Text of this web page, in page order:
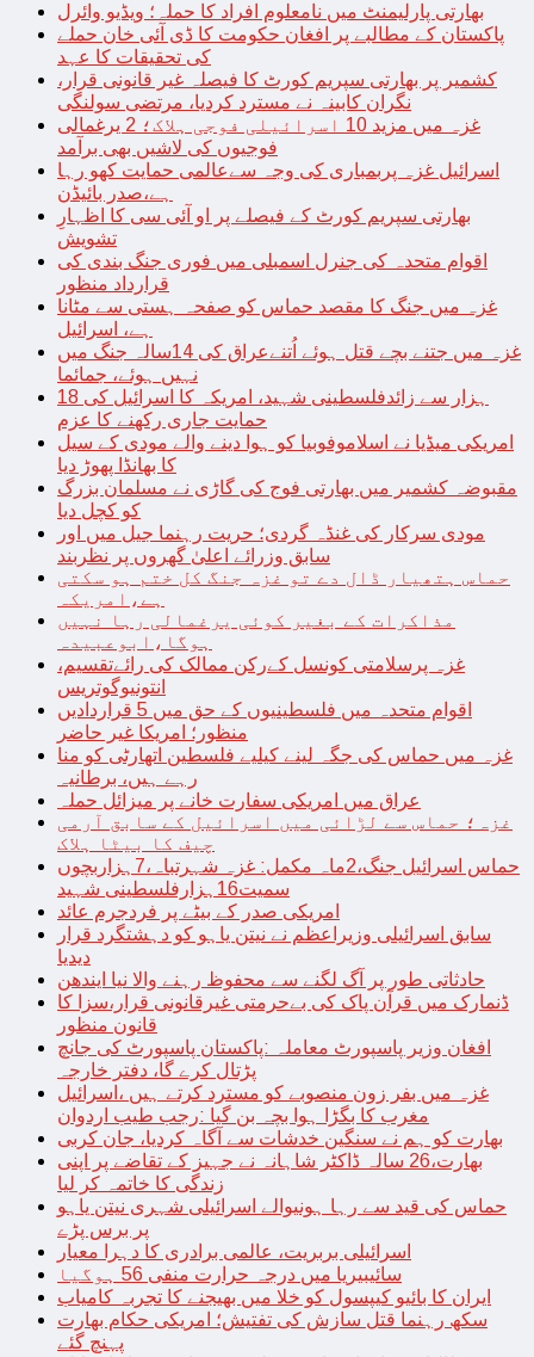
بھارتی پارلیمنٹ میں نامعلوم افراد کا حملہ؛ ویڈیو وائرل
پاکستان کے مطالبے پر افغان حکومت کا ڈی آئی خان حملے
کی تحقیقات کا عہد
کشمیر پر بھارتی سپریم کورٹ کا فیصلہ غیر قانونی قرار،
نگران کابینہ نے مسترد کردیا، مرتضی سولنگی
غزہ میں مزید 10 اسرائیلی فوجی ہلاک؛ 2 یرغمالی
فوجیوں کی لاشیں بھی برآمد
اسرائیل غزہ پربمباری کی وجہ سےعالمی حمایت کھو رہا
ہے،صدر بائیڈن
بھارتی سپریم کورٹ کے فیصلے پر او آئی سی کا اظہارِ
تشویش
اقوام متحدہ کی جنرل اسمبلی میں فوری جنگ بندی کی
قرارداد منظور
غزہ میں جنگ کا مقصد حماس کو صفحہ ہستی سے مٹانا
ہے، اسرائیل
غزہ میں جتنے بچے قتل ہوئے اُتنےعراق کی 14سالہ جنگ میں
نہیں ہوئے، جمائما
18 ہزار سے زائدفلسطینی شہید، امریکہ کا اسرائیل کی
حمایت جاری رکھنے کا عزم
امریکی میڈیا نے اسلاموفوبیا کو ہوا دینے والے مودی کے سیل
کا بھانڈا پھوڑ دیا
مقبوضہ کشمیر میں بھارتی فوج کی گاڑی نے مسلمان بزرگ
کو کچل دیا
مودی سرکار کی غنڈہ گردی؛ حریت رہنما جیل میں اور
سابق وزرائے اعلیٰ گھروں پر نظربند
حماس ہتھیار ڈال دے تو غزہ جنگ کل ختم ہو سکتی
ہے،امریکہ
مذاکرات کے بغیر کوئی یرغمالی رہا نہیں
ہوگا،ابوعبیدہ
غزہ پرسلامتی کونسل کےرکن ممالک کی رائےتقسیم،
انتونیوگوتریس
اقوام متحدہ میں فلسطینیوں کے حق میں 5 قراردادیں
منظور؛ امریکا غیر حاضر
غزہ میں حماس کی جگہ لینے کیلیے فلسطین اتھارٹی کو منا
رہے ہیں، برطانیہ
عراق میں امریکی سفارت خانے پر میزائل حملہ
غزہ؛ حماس سے لڑائی میں اسرائیل کے سابق آرمی
چیف کا بیٹا ہلاک
حماس اسرائیل جنگ،2ماہ مکمل: غزہ شہرتباہ،7ہزاربچوں
سمیت16ہزارفلسطینی شہید
امریکی صدر کے بیٹے پر فردجرم عائد
سابق اسرائیلی وزیراعظم نے نیتن یاہو کو دہشتگرد قرار
دیدیا
حادثاتی طور پر آگ لگنے سے محفوظ رہنے والا نیا ایندھن
ڈنمارک میں قرآن پاک کی بےحرمتی غیرقانونی قرار،سزا کا
قانون منظور
افغان وزیر پاسپورٹ معاملہ :پاکستان پاسپورٹ کی جانچ
پڑتال کرے گا، دفتر خارجہ
غزہ میں بفر زون منصوبے کو مسترد کرتے ہیں ،اسرائیل
مغرب کا بگڑا ہوا بچہ بن گیا :رجب طیب اردوان
بھارت کو ہم نے سنگین خدشات سے آگاہ کردیا، جان کربی
بھارت،26 سالہ ڈاکٹر شاہانہ نے جہیز کے تقاضے پر اپنی
زندگی کا خاتمہ کر لیا
حماس کی قید سے رہا ہونیوالے اسرائیلی شہری نیتن یاہو
پر برس پڑے
اسرائیلی بربریت، عالمی برادری کا دہرا معیار
سائیبیریا میں درجہ حرارت منفی 56 ہوگیا
ایران کا بائیو کیپسول کو خلا میں بھیجنے کا تجربہ کامیاب
سکھ رہنما قتل سازش کی تفتیش؛ امریکی حکام بھارت
پہنچ گئے